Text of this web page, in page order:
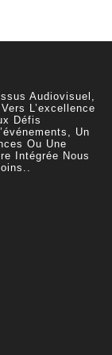
Audiovisuel,
L’excellence
Défis
Un
Ou Une
Intégrée Nous